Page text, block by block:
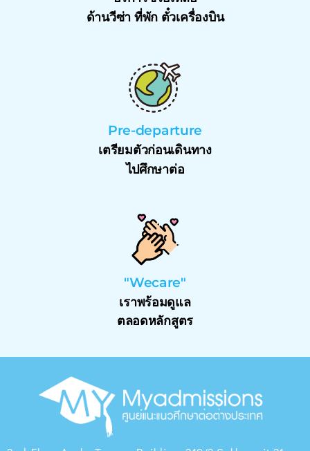
ด้านวีซ่า ที่พัก ตั๋วเครื่องบิน
Pre-departure
เตรียมตัวก่อนเดินทาง
ไปศึกษาต่อ
"Wecare"
เราพร้อมดูแล
ตลอดหลักสูตร